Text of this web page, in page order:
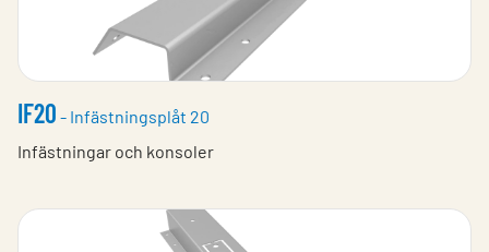
IF20 - Infästningsplåt 20
Infästningar och konsoler